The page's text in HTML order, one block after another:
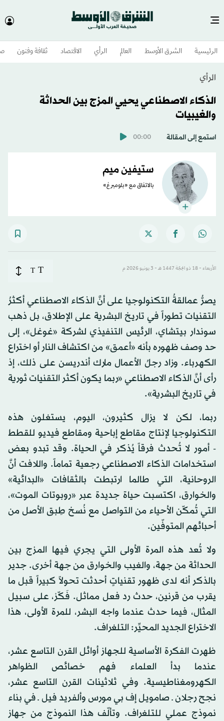
الرئيسية الشرق الأوسط​ العالم الرأي الاقتصاد ثقافة وفنون
الرأي
الذكاء الاصطناعي يحيي المزج بين الحداثة
والغيبيات
استمع إلى المقالة 00:00
ستيفين ميم
بالاتفاق مع «بلومبرغ»
الأربعاء - 18 ذو الحِجّة 1447 هـ - 3 يونيو 2026 م T
T
يصرُّ عمالقةُ التكنولوجيا على أنَّ الذكاء الاصطناعي أكثرُ
التقنيات تطوراً في تاريخ البشرية على الإطلاق، بل ذهب
سوندار بيتشاي، الرئيس التنفيذي لشركة «غوغل»، إلى
حد وصف ظهوره بأنه «أعمق» من اكتشاف النار أو اختراع
الكهرباء. وزاد رجلُ الأعمال مارك أندريسن على ذلك، إذ
رأى أنَّ الذكاء الاصطناعي «ربما يكون أكثر التقنيات ثورية
في تاريخ البشرية».
ربما، لكن لا يزال كثيرون، اليوم، يستغلون هذه
التكنولوجيا لإنتاج مقاطع إباحية ومقاطع فيديو للقطط
- أمور لا تُحدث فرقاً يُذكر في الحياة. وقد تبدو بعض
استخدامات الذكاء الاصطناعي رجعية تماماً. واللافت أنَّ
الروحانية، التي طالما ارتبطت بالثقافات «البدائية»
والخوارق، اكتسبت حياة جديدة عبر «روبوتات الموت»،
التي تُمكّن الأحياء من التواصل مع نُسخ طِبق الأصل من
أحبائهم المتوفّين.
ولا تُعد هذه المرة الأولى التي يجري فيها المزج بين
الحداثة من جهة، والغيب والخوارق من جهة أخرى. جدير
بالذكر أنه لدى ظهور تقنياتٍ أحدثت تحولاً كبيراً قبل ما
يقرب من قرنين، حدث رد فعل مماثل. فَكّرْ، على سبيل
المثال، فيما حدث عندما واجه البشر، للمرة الأولى، هذا
الاختراع الجديد المحيِّر: التلغراف.
ظهرت الفكرة الأساسية للجهاز أوائل القرن التاسع عشر،
عندما بدأ العلماء فهم خصائص الظواهر
الكهرومغناطيسية. وفي ثلاثينات القرن التاسع عشر،
نجح رجلان ـ صامويل إف بي مورس وألفريد فيل ـ في بناء
نموذج عملي للتلغراف. وتألّف هذا النموذج من جهاز